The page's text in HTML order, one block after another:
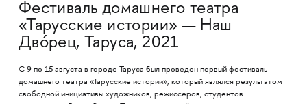
Фестиваль домашнего театра
«Тарусские истории» — Наш
Двóрец, Таруса, 2021
С 9 по 15 августа в городе Таруса был проведен первый фестиваль
домашнего театра «Тарусские истории», который являлся результатом
свободной инициативы художников, режиссеров, студентов